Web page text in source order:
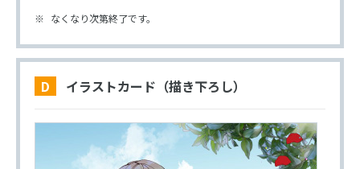
なくなり次第終了です。
D イラストカード（描き下ろし）